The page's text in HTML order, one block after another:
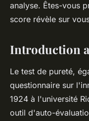
analyse. Êtes-vous
score révèle sur
Introduction
Le test de pureté,
questionnaire sur
1924 à l'université
outil d'auto-